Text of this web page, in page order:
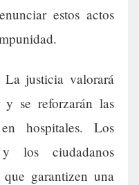
estos actos
La justicia valorará
y se reforzarán las
hospitales. Los
y los ciudadanos
que garantizen una